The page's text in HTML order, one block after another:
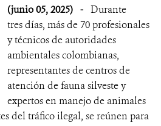
(junio 05, 2025) - Durante
tres días, más de 70 profesionales
y técnicos de autoridades
ambientales colombianas,
representantes de centros de
atención de fauna silveste y
expertos en manejo de animales
del tráfico ilegal, se reúnen para